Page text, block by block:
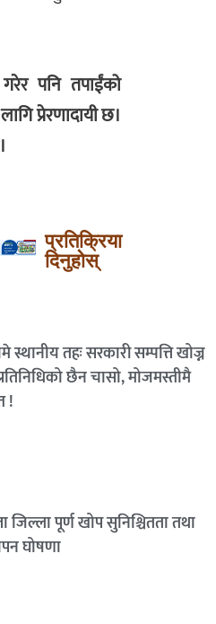
पनि तपाईंको
प्रेरणादायी छ।
प्रतिक्रिया
दिनुहोस्
स्थानीय तहः सरकारी सम्पत्ति खोज्न
छैन चासो, मोजमस्तीमै
!
जिल्ला पूर्ण खोप सुनिश्चितता तथा
घोषणा